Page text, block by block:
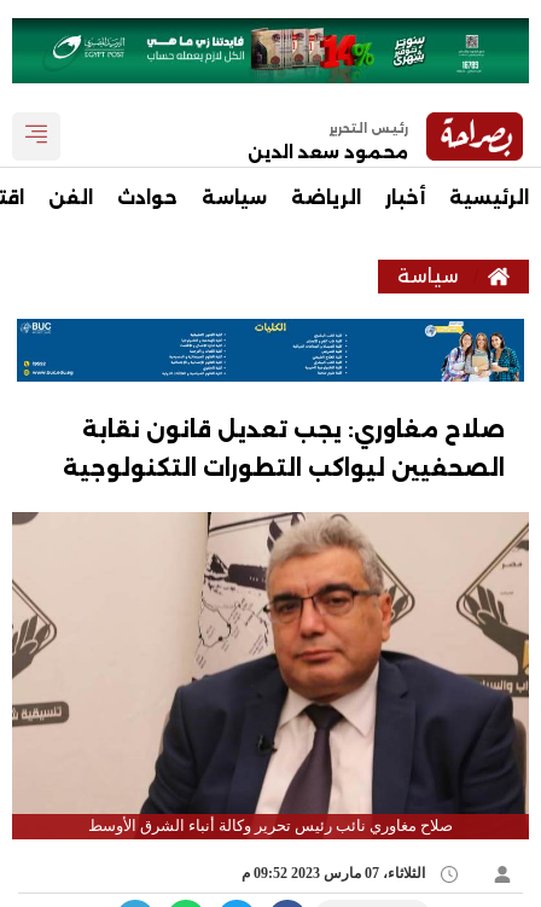
رئيس التحرير
محمود سعد الدين
الرئيسية أخبار الرياضة سياسة حوادث الفن
سياسة
صلاح مغاوري: يجب تعديل قانون نقابة
الصحفيين ليواكب التطورات التكنولوجية
صلاح مغاوري نائب رئيس تحرير وكالة أنباء الشرق الأوسط
الثلاثاء، 07 مارس 2023 09:52 م